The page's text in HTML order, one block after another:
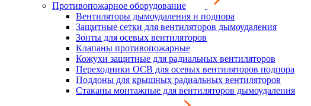
Противопожарное оборудование
Вентиляторы дымоудаления и подпора
Защитные сетки для вентиляторов дымоудаления
Зонты для осевых вентиляторов
Клапаны противопожарные
Кожухи защитные для радиальных вентиляторов
Переходники ОСВ для осевых вентиляторов подпора
Поддоны для крышных радиальных вентиляторов
Стаканы монтажные для вентиляторов дымоудаления